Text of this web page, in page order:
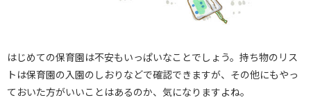
はじめての保育園は不安もいっぱいなことでしょう。持ち物のリス
トは保育園の入園のしおりなどで確認できますが、その他にもやっ
ておいた方がいいことはあるのか、気になりますよね。